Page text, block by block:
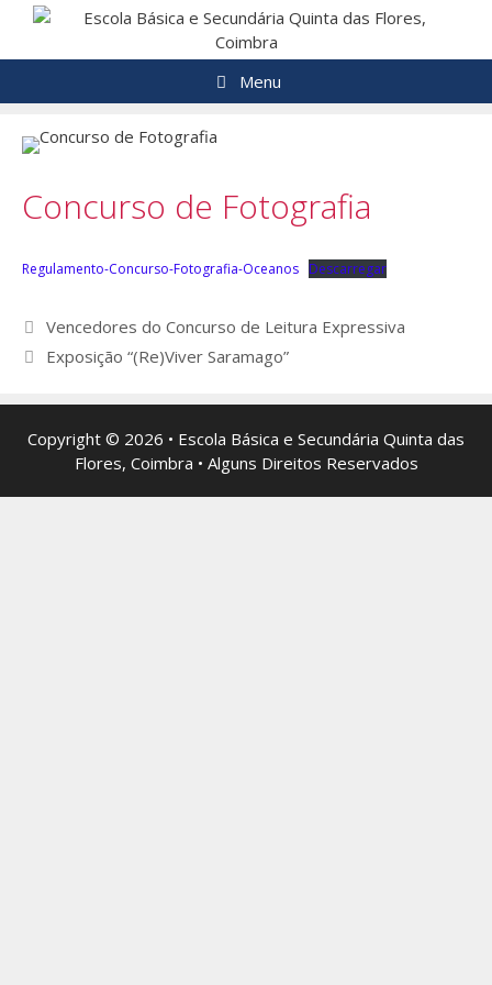
Saltar
o
Menu
Concurso de Fotografia
Regulamento-Concurso-Fotografia-Oceanos Descarregar
Navegação
de
artigos
Vencedores do Concurso de Leitura Expressiva
Exposição “(Re)Viver Saramago”
Copyright © 2026 • Escola Básica e Secundária Quinta das
Flores, Coimbra • Alguns Direitos Reservados